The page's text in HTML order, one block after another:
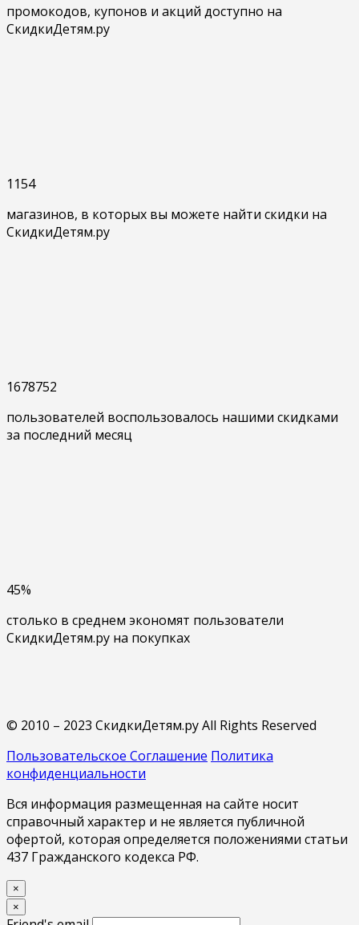
промокодов, купонов и акций доступно на
СкидкиДетям.ру
1154
магазинов, в которых вы можете найти скидки на
СкидкиДетям.ру
1678752
пользователей воспользовалось нашими скидками
за последний месяц
45%
столько в среднем экономят пользователи
СкидкиДетям.ру на покупках
© 2010 – 2023 СкидкиДетям.ру All Rights Reserved
Пользовательское Соглашение Политика
конфиденциальности
Вся информация размещенная на сайте носит
справочный характер и не является публичной
офертой, которая определяется положениями статьи
437 Гражданского кодекса РФ.
×
×